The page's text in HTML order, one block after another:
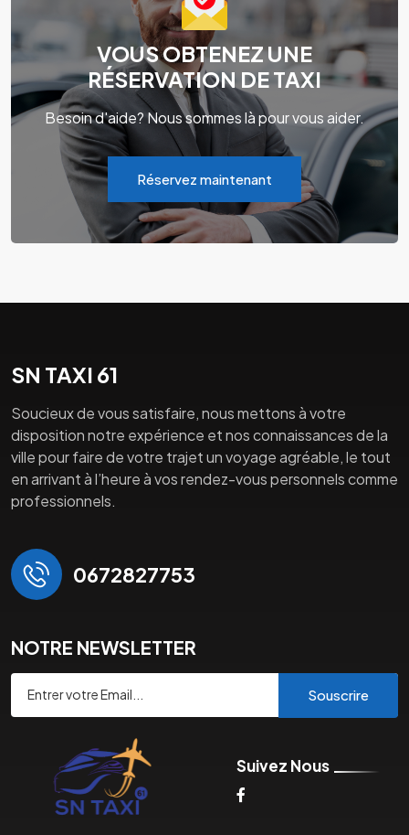
VOUS OBTENEZ UNE
RÉSERVATION DE TAXI
Besoin d'aide? Nous sommes là pour vous aider.
Réservez maintenant
SN TAXI 61
Soucieux de vous satisfaire, nous mettons à votre
disposition notre expérience et nos connaissances de la
ville pour faire de votre trajet un voyage agréable, le tout
en arrivant à l’heure à vos rendez-vous personnels comme
professionnels.
0672827753
NOTRE NEWSLETTER
Souscrire
Suivez Nous